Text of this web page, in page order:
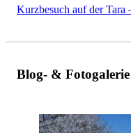
Kurzbesuch auf der Tara
Blog- & Fotogalerie